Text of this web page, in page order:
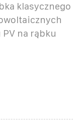
klasycznego
na rąbku